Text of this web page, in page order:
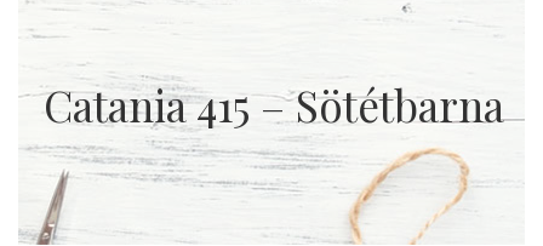
Catania 415 – Sötétbarna